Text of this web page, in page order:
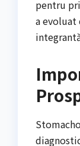
pentru
a